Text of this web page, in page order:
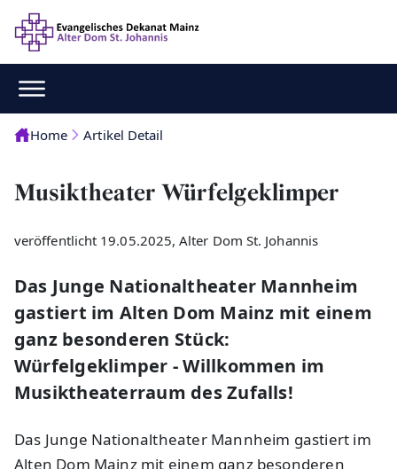
Home Artikel Detail
Musiktheater Würfelgeklimper
veröffentlicht 19.05.2025, Alter Dom St. Johannis
Das Junge Nationaltheater Mannheim
gastiert im Alten Dom Mainz mit einem
ganz besonderen Stück:
Würfelgeklimper - Willkommen im
Musiktheaterraum des Zufalls!
Das Junge Nationaltheater Mannheim gastiert im
Alten Dom Mainz mit einem ganz besonderen